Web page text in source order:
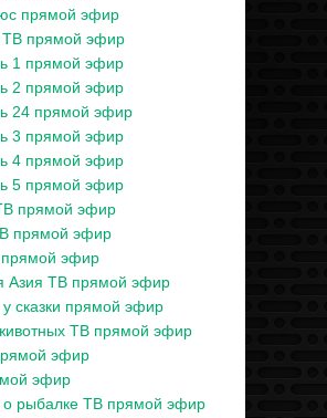
прямой эфир
ТВ прямой эфир
1 прямой эфир
2 прямой эфир
24 прямой эфир
3 прямой эфир
4 прямой эфир
5 прямой эфир
прямой эфир
прямой эфир
эфир
Азия ТВ прямой эфир
у сказки прямой эфир
ТВ прямой эфир
эфир
эфир
о рыбалке ТВ прямой эфир